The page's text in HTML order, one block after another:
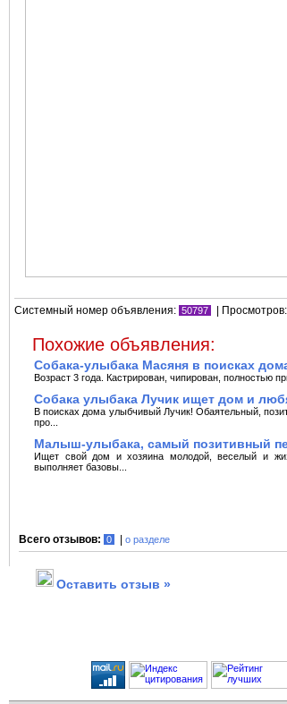
Системный номер объявления: 50797 | Просмотров:
Похожие объявления:
Собака-улыбака Масяня в поисках
Возраст 3 года. Кастрирован, чипирован, полностью
Собака улыбака Лучик ищет дом и
В поисках дома улыбчивый Лучик! Обаятельный,
про...
Малыш-улыбака, самый позитивный
Ищет свой дом и хозяина молодой, веселый и
выполняет базовы...
Всего отзывов: 0 | о разделе
Оставить отзыв »